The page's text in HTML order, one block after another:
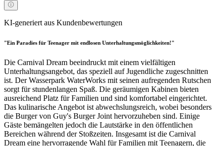
KI-generiert aus Kundenbewertungen
"Ein Paradies für Teenager mit endlosen Unterhaltungsmöglichkeiten!"
Die Carnival Dream beeindruckt mit einem vielfältigen
Unterhaltungsangebot, das speziell auf Jugendliche zugeschnitten
ist. Der Wasserpark WaterWorks mit seinen aufregenden Rutschen
sorgt für stundenlangen Spaß. Die geräumigen Kabinen bieten
ausreichend Platz für Familien und sind komfortabel eingerichtet.
Das kulinarische Angebot ist abwechslungsreich, wobei besonders
die Burger von Guy's Burger Joint hervorzuheben sind. Einige
Gäste bemängelten jedoch die Lautstärke in den öffentlichen
Bereichen während der Stoßzeiten. Insgesamt ist die Carnival
Dream eine hervorragende Wahl für Familien mit Teenagern, die